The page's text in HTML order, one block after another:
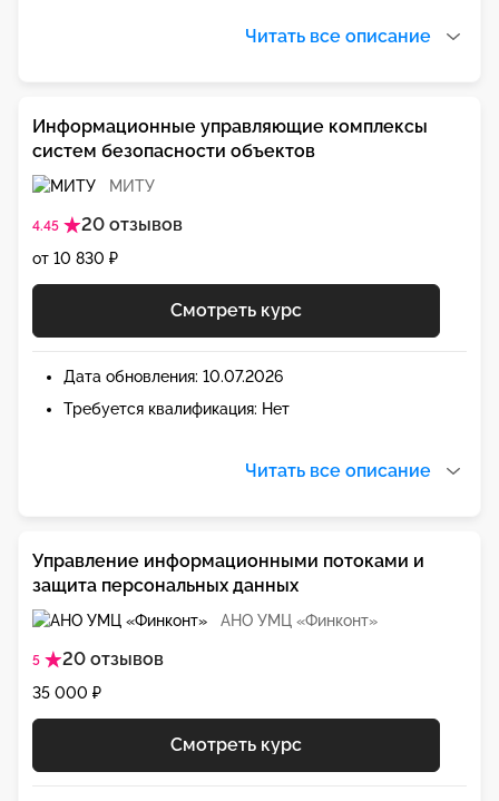
Читать все описание
МИТУ
4.45 20 отзывов
Информационные управляющие комплексы
систем безопасности объектов
от 10 830 ₽
Смотреть курс
Дата обновления: 10.07.2026
Требуется квалификация: Нет
Читать все описание
АНО УМЦ «Финконт»
5 20 отзывов
Управление информационными потоками и
защита персональных данных
35 000 ₽
Смотреть курс